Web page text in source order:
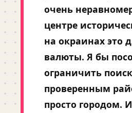
очень
центре
на окраинах это
валюты. Я бы
ограничить
проверенным
просто городом.